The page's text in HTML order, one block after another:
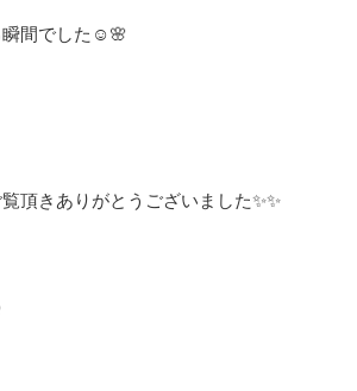
瞬間でした☺️🌸
頂きありがとうございました✨✨